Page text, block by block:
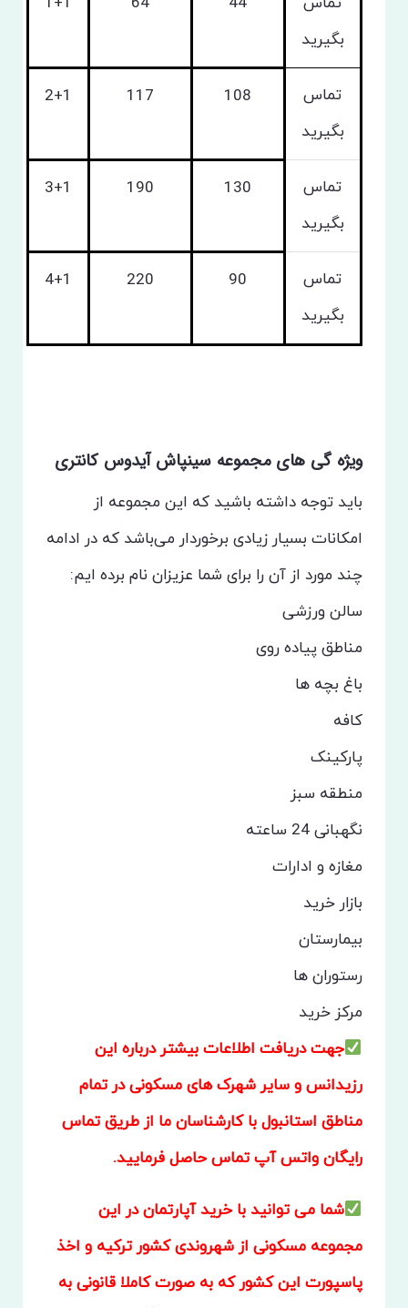
بگیرید
تماس
بگیرید
108
117
2+1
تماس
بگیرید
130
190
3+1
تماس
بگیرید
90
220
4+1
ویژه گی های مجموعه سینپاش آیدوس کانتری
باید توجه داشته باشید که این مجموعه از
امکانات بسیار زیادی برخوردار می‌باشد که در ادامه
چند مورد از آن را برای شما عزیزان نام برده ایم:
سالن ورزشی
مناطق پیاده روی
باغ بچه ها
کافه
پارکینک
منطقه سبز
نگهبانی 24 ساعته
مغازه و ادارات
بازار خرید
بیمارستان
رستوران ها
مرکز خرید
جهت دریافت اطلاعات بیشتر درباره این
رزیدانس و سایر شهرک های مسکونی در تمام
مناطق استانبول با کارشناسان ما از طریق تماس
رایگان واتس آپ تماس حاصل فرمایید.
شما می توانید با خرید آپارتمان در این
مجموعه مسکونی از شهروندی کشور ترکیه و اخذ
پاسپورت این کشور که به صورت کاملا قانونی به